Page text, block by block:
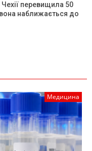
перевищила 50
наближається до
Медицина